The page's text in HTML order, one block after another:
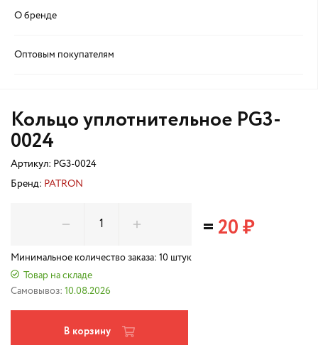
О бренде
Оптовым покупателям
Кольцо уплотнительное PG3-
0024
Артикул: PG3-0024
Бренд: PATRON
Минимальное количество заказа: 10 штук
Товар на складе
Самовывоз: 10.08.2026
=20 ₽
В корзину